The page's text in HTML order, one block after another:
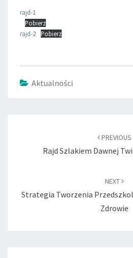
rajd-1
Pobierz
rajd-2
Pobierz
Aktualności
PREVIOUS
Rajd Szlakiem Dawnej
NEXT
Strategia Tworzenia
Zdrowie